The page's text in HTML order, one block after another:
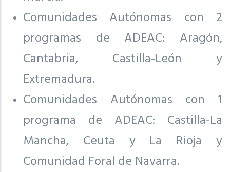
Comunidades Autónomas con 2
programas de ADEAC: Aragón,
Cantabria, Castilla-León y
Extremadura.
Comunidades Autónomas con 1
programa de ADEAC: Castilla-La
Mancha, Ceuta y La Rioja y
Comunidad Foral de Navarra.